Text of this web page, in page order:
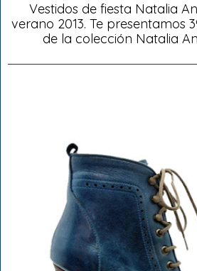
Vestidos de fiesta Natalia
verano 2013. Te presentamos
de la colección Natalia